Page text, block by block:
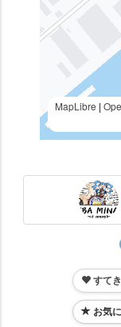
MapLibre |
すてき
お気